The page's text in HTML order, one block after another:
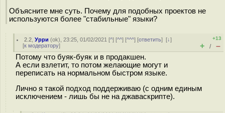
Объясните мне суть. Почему для подобных проектов не
используются более "стабильные" языки?
2.2 ,Урри (ok), 23:25, 01/02/2021 [^] [^^] [^^^] [ответить][↓]
[к модератору]
+13
+ / –
Потому что буяк-буяк и в продакшен.
А если взлетит, то потом желающие могут и
переписать на нормальном быстром языке.
Лично я такой подход поддерживаю (с одним единым
исключением - лишь бы не на джаваскрипте).